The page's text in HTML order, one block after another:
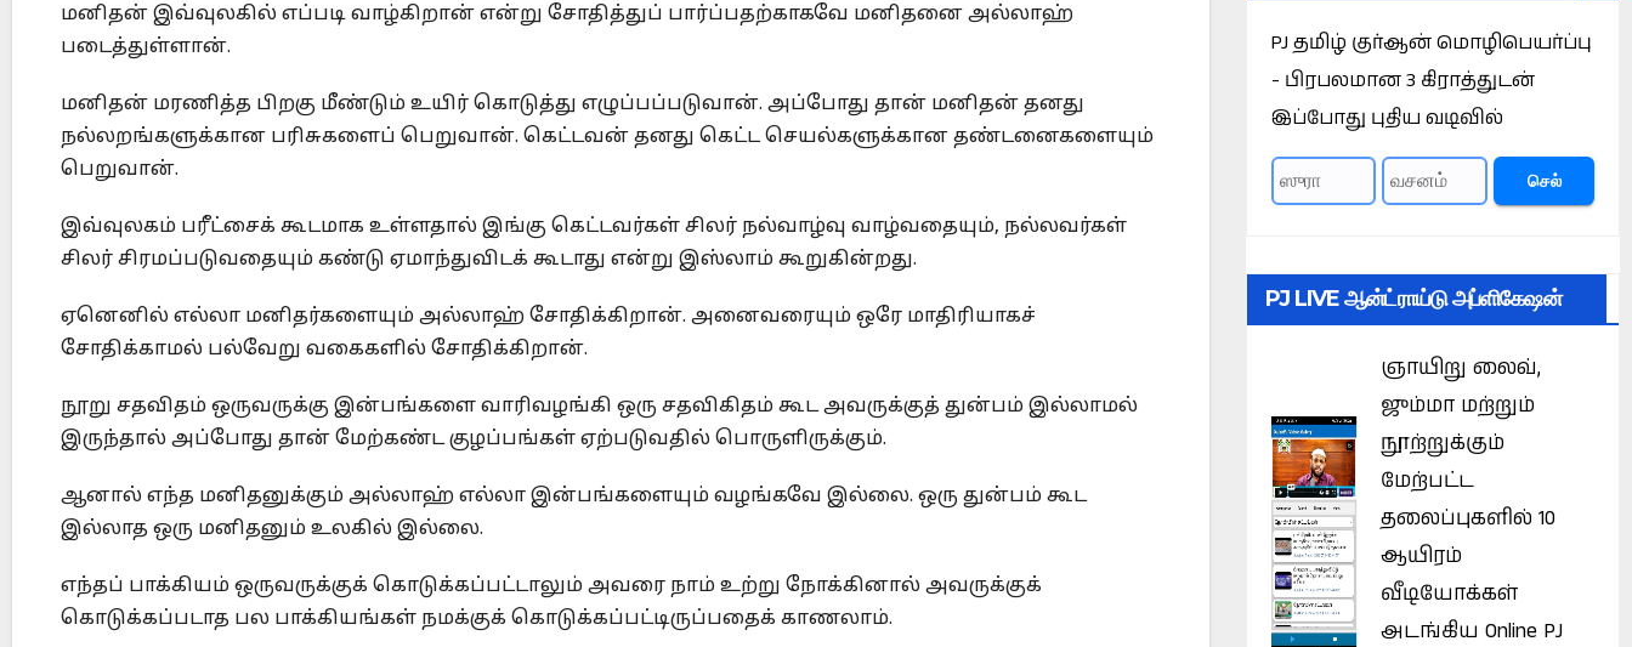
மனிதன் இவ்வுலகில் எப்படி வாழ்கிறான் என்று சோதித்துப் பார்ப்பதற்காகவே மனிதனை அல்லாஹ்
படைத்துள்ளான்.
மனிதன் மரணித்த பிறகு மீண்டும் உயிர் கொடுத்து எழுப்பப்படுவான். அப்போது தான் மனிதன் தனது
நல்லறங்களுக்கான பரிசுகளைப் பெறுவான். கெட்டவன் தனது கெட்ட செயல்களுக்கான தண்டனைகளையும்
பெறுவான்.
இவ்வுலகம் பரீட்சைக் கூடமாக உள்ளதால் இங்கு கெட்டவர்கள் சிலர் நல்வாழ்வு வாழ்வதையும், நல்லவர்கள்
சிலர் சிரமப்படுவதையும் கண்டு ஏமாந்துவிடக் கூடாது என்று இஸ்லாம் கூறுகின்றது.
ஏனெனில் எல்லா மனிதர்களையும் அல்லாஹ் சோதிக்கிறான். அனைவரையும் ஒரே மாதிரியாகச்
சோதிக்காமல் பல்வேறு வகைகளில் சோதிக்கிறான்.
நூறு சதவிதம் ஒருவருக்கு இன்பங்களை வாரிவழங்கி ஒரு சதவிகிதம் கூட அவருக்குத் துன்பம் இல்லாமல்
இருந்தால் அப்போது தான் மேற்கண்ட குழப்பங்கள் ஏற்படுவதில் பொருளிருக்கும்.
ஆனால் எந்த மனிதனுக்கும் அல்லாஹ் எல்லா இன்பங்களையும் வழங்கவே இல்லை. ஒரு துன்பம் கூட
இல்லாத ஒரு மனிதனும் உலகில் இல்லை.
எந்தப் பாக்கியம் ஒருவருக்குக் கொடுக்கப்பட்டாலும் அவரை நாம் உற்று நோக்கினால் அவருக்குக்
கொடுக்கப்படாத பல பாக்கியங்கள் நமக்குக் கொடுக்கப்பட்டிருப்பதைக் காணலாம்.
PJ தமிழ் குர்ஆன் மொழிபெயர்ப்பு
- பிரபலமான 3 கிராத்துடன்
இப்போது புதிய வடிவில்
செல்
PJ LIVE ஆன்ட்ராய்டு அப்ளிகேஷன்
ஞாயிறு லைவ்,
ஜும்மா மற்றும்
நூற்றுக்கும்
மேற்பட்ட
தலைப்புகளில் 10
ஆயிரம்
வீடியோக்கள்
அடங்கிய Online PJ